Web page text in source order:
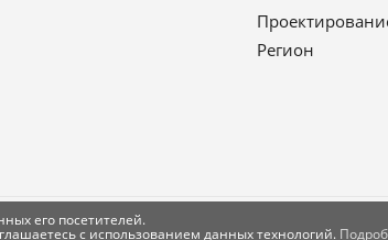
Регион
его посетителей.
с использованием данных технологий.